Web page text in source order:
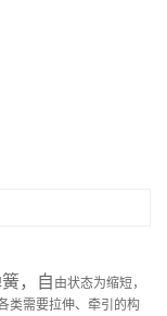
，自 由状态为缩短，
类需要拉伸、牵引的构